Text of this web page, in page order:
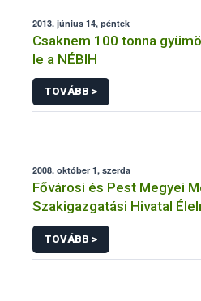
2013. június 14, péntek
Csaknem 100 tonna
le a NÉBIH
TOVÁBB >
2008. október 1, szerda
Fővárosi és Pest Megyei
Szakigazgatási Hivatal
és Állategészségügyi
TOVÁBB >